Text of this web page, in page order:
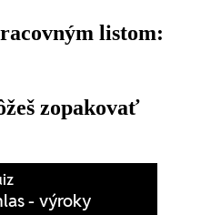
listom:
zopakovať